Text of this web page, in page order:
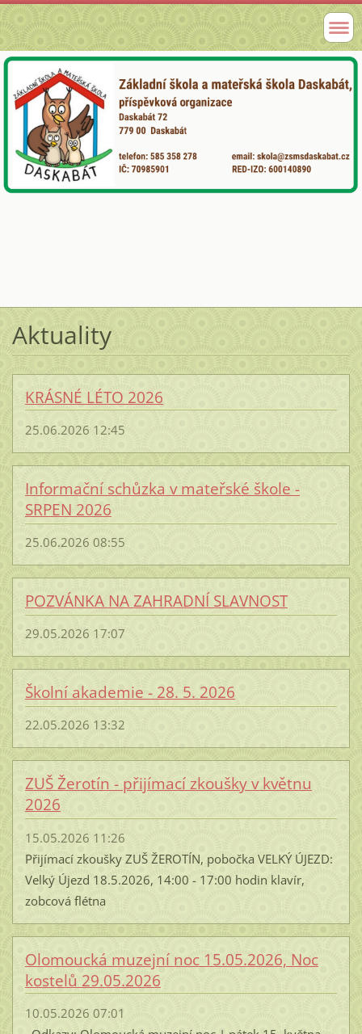
Aktuality
KRÁSNÉ LÉTO 2026
25.06.2026 12:45
Informační schůzka v mateřské škole -
SRPEN 2026
25.06.2026 08:55
POZVÁNKA NA ZAHRADNÍ SLAVNOST
29.05.2026 17:07
Školní akademie - 28. 5. 2026
22.05.2026 13:32
ZUŠ Žerotín - přijímací zkoušky v květnu
2026
15.05.2026 11:26
Přijímací zkoušky ZUŠ ŽEROTÍN, pobočka VELKÝ ÚJEZD:
Velký Újezd 18.5.2026, 14:00 - 17:00 hodin klavír,
zobcová flétna
Olomoucká muzejní noc 15.05.2026, Noc
kostelů 29.05.2026
10.05.2026 07:01